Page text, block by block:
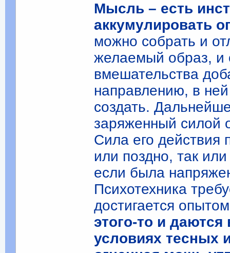
Мысль – есть
аккумулировать
можно собрать и
желаемый образ, и
вмешательства
направлению, в
создать.
заряженный силой
Сила его действия
или поздно, так
если была
Психотехника
достигается
этого-то и
условиях тесных